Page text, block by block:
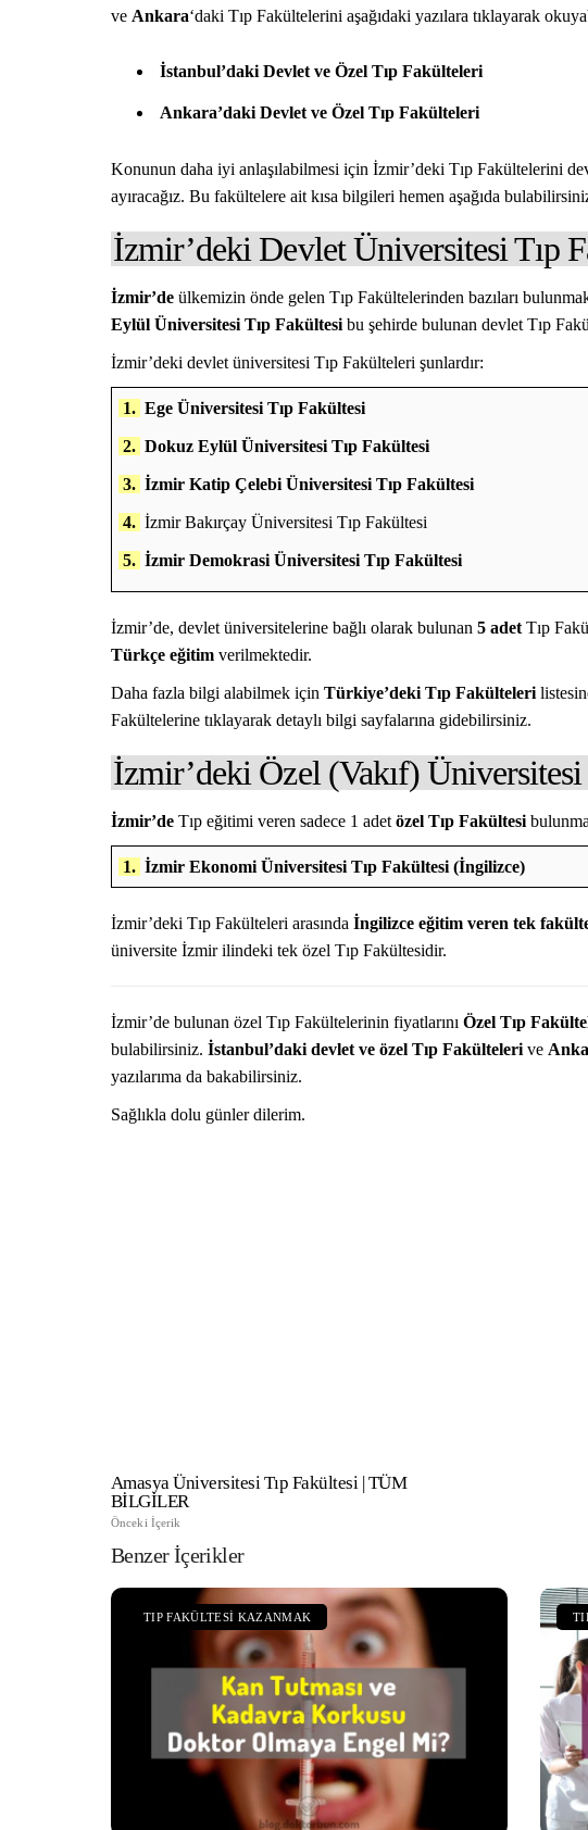
ve Ankara‘daki Tıp Fakültelerini aşağıdaki yazılara tıklayarak
İstanbul’daki Devlet ve Özel Tıp Fakülteleri
Ankara’daki Devlet ve Özel Tıp Fakülteleri
Konunun daha iyi anlaşılabilmesi için İzmir’deki Tıp Fakültelerini
ayıracağız. Bu fakültelere ait kısa bilgileri hemen aşağıda
İzmir’deki Devlet Üniversitesi Tıp
İzmir’de ülkemizin önde gelen Tıp Fakültelerinden bazıları
Eylül Üniversitesi Tıp Fakültesi bu şehirde bulunan devlet Tıp
İzmir’deki devlet üniversitesi Tıp Fakülteleri şunlardır:
1. Ege Üniversitesi Tıp Fakültesi
2. Dokuz Eylül Üniversitesi Tıp Fakültesi
3. İzmir Katip Çelebi Üniversitesi Tıp Fakültesi
4. İzmir Bakırçay Üniversitesi Tıp Fakültesi
5. İzmir Demokrasi Üniversitesi Tıp Fakültesi
İzmir’de, devlet üniversitelerine bağlı olarak bulunan 5 adet Tıp
Türkçe eğitim verilmektedir.
Daha fazla bilgi alabilmek için Türkiye’deki Tıp Fakülteleri
Fakültelerine tıklayarak detaylı bilgi sayfalarına gidebilirsiniz.
İzmir’deki Özel (Vakıf)
İzmir’de Tıp eğitimi veren sadece 1 adetözel Tıp Fakültesi
1. İzmir Ekonomi Üniversitesi Tıp Fakültesi (İngilizce)
İzmir’deki Tıp Fakülteleri arasında İngilizce eğitim veren tek
üniversite İzmir ilindeki tek özel Tıp Fakültesidir.
İzmir’de bulunan özel Tıp Fakültelerinin fiyatlarını Özel Tıp
bulabilirsiniz. İstanbul’daki devlet ve özel Tıp Fakültelerive
yazılarıma da bakabilirsiniz.
Sağlıkla dolu günler dilerim.
Amasya Üniversitesi Tıp Fakültesi | TÜM
BİLGİLER
Önceki İçerik
Benzer İçerikler
TIP FAKÜLTESI KAZANMAK